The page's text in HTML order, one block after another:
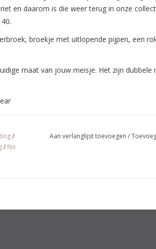
en daarom is die weer terug in onze
broekje met uitlopende pijpen, een
maat van jouw meisje. Het zijn
/
/ No
Aan verlanglijst toevoegen /